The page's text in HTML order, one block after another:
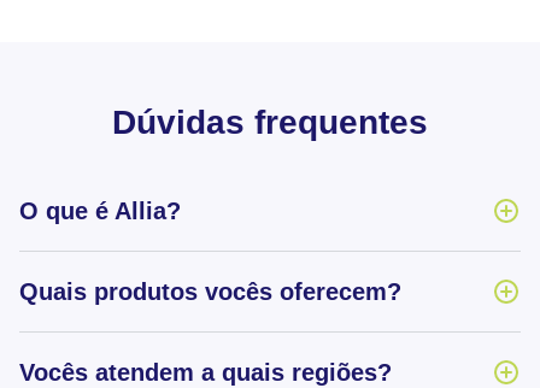
Dúvidas frequentes
O que é Allia?
Quais produtos vocês oferecem?
Vocês atendem a quais regiões?